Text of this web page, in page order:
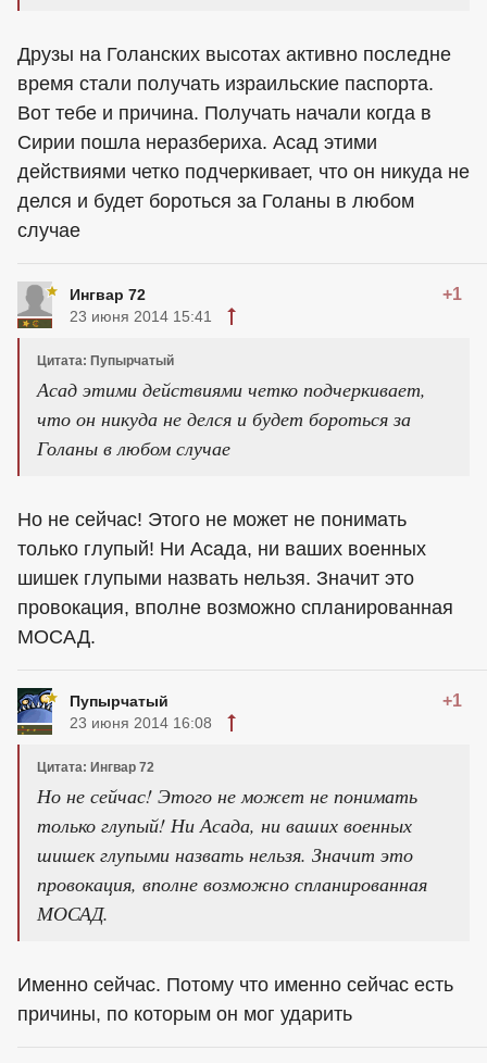
Друзы на Голанских высотах активно последне
время стали получать израильские паспорта.
Вот тебе и причина. Получать начали когда в
Сирии пошла неразбериха. Асад этими
действиями четко подчеркивает, что он никуда не
делся и будет бороться за Голаны в любом
случае
Ингвар 72 +1
23 июня 2014 15:41
Цитата: Пупырчатый
Асад этими действиями четко подчеркивает,
что он никуда не делся и будет бороться за
Голаны в любом случае
Но не сейчас! Этого не может не понимать
только глупый! Ни Асада, ни ваших военных
шишек глупыми назвать нельзя. Значит это
провокация, вполне возможно спланированная
МОСАД.
Пупырчатый +1
23 июня 2014 16:08
Цитата: Ингвар 72
Но не сейчас! Этого не может не понимать
только глупый! Ни Асада, ни ваших военных
шишек глупыми назвать нельзя. Значит это
провокация, вполне возможно спланированная
МОСАД.
Именно сейчас. Потому что именно сейчас есть
причины, по которым он мог ударить